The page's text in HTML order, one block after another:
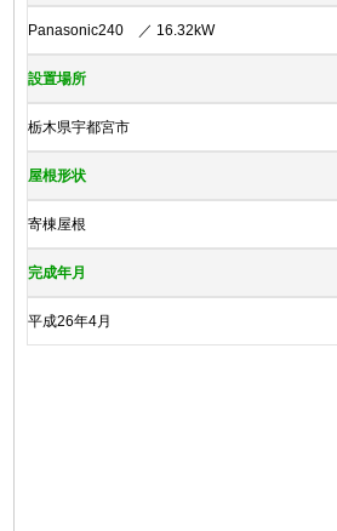
Panasonic240 ／ 16.32kW
設置場所
栃木県宇都宮市
屋根形状
寄棟屋根
完成年月
平成26年4月